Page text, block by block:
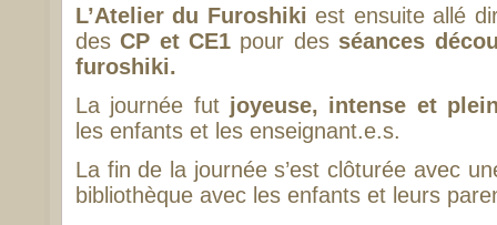
L’Atelier du Furoshiki est ensuite allé
desCP et CE1 pour des séances
furoshiki.
La journée fut joyeuse, intense et
les enfants et les enseignant.e.s.
La fin de la journée s’est clôturée avec
bibliothèque avec les enfants et leurs